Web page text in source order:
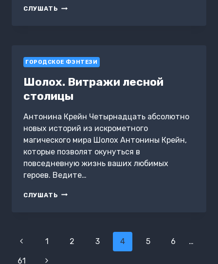
СЛУШАТЬ ПРЯНЫЙ
ГОРОДСКОЕ ФЭНТЕЗИ
Шолох. Витражи лесной
столицы
Антонина Крейн Четырнадцать абсолютно
новых историй из искрометного
магического мира Шолох Антонины Крейн,
которые позволят окунуться в
повседневную жизнь ваших любимых
героев. Ведите…
СЛУШАТЬ ШОЛОХ.
Навигация
Предыдущая
страница
1 2 3 4 5 6 …
61 Следующая